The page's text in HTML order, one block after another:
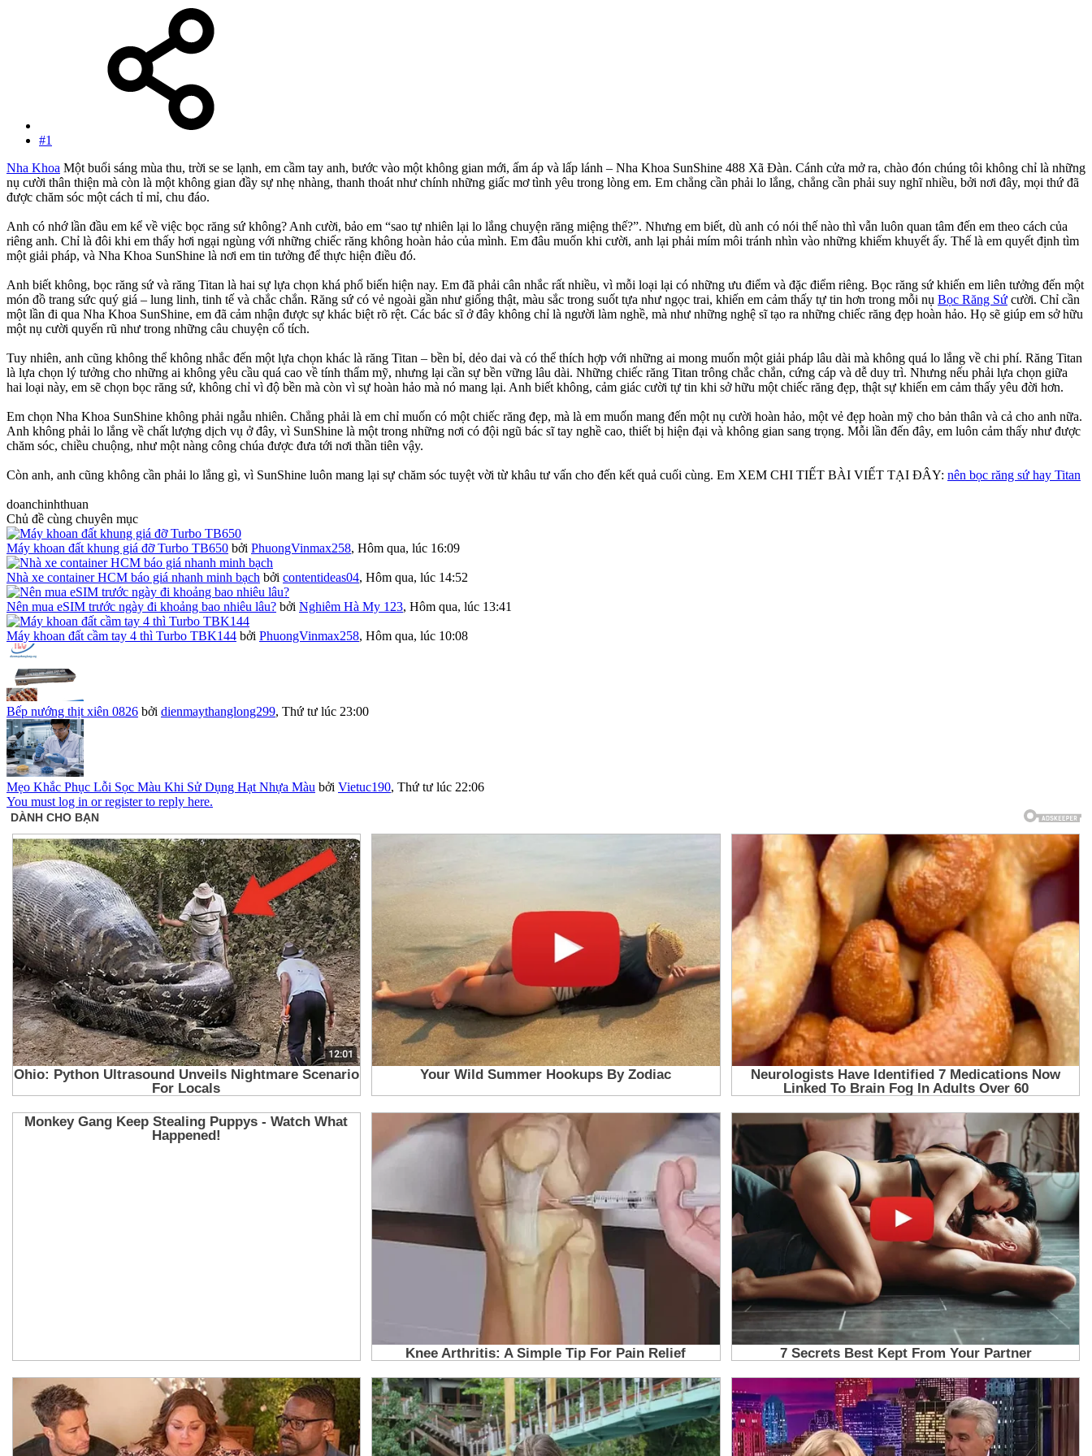
#1
Nha Khoa Một buổi sáng mùa thu, trời se se lạnh, em cầm tay anh, bước vào một không gian mới, ấm áp và lấp lánh – Nha Khoa SunShine 488 Xã Đàn. Cánh cửa mở ra, chào đón chúng tôi không chỉ là những
nụ cười thân thiện mà còn là một không gian đầy sự nhẹ nhàng, thanh thoát như chính những giấc mơ tình yêu trong lòng em. Em chẳng cần phải lo lắng, chẳng cần phải suy nghĩ nhiều, bởi nơi đây, mọi thứ đã
được chăm sóc một cách tỉ mỉ, chu đáo.
Anh có nhớ lần đầu em kể về việc bọc răng sứ không? Anh cười, bảo em “sao tự nhiên lại lo lắng chuyện răng miệng thế?”. Nhưng em biết, dù anh có nói thế nào thì vẫn luôn quan tâm đến em theo cách của
riêng anh. Chỉ là đôi khi em thấy hơi ngại ngùng với những chiếc răng không hoàn hảo của mình. Em đâu muốn khi cười, anh lại phải mím môi tránh nhìn vào những khiếm khuyết ấy. Thế là em quyết định tìm
một giải pháp, và Nha Khoa SunShine là nơi em tin tưởng để thực hiện điều đó.
Anh biết không, bọc răng sứ và răng Titan là hai sự lựa chọn khá phổ biến hiện nay. Em đã phải cân nhắc rất nhiều, vì mỗi loại lại có những ưu điểm và đặc điểm riêng. Bọc răng sứ khiến em liên tưởng đến một
món đồ trang sức quý giá – lung linh, tinh tế và chắc chắn. Răng sứ có vẻ ngoài gần như giống thật, màu sắc trong suốt tựa như ngọc trai, khiến em cảm thấy tự tin hơn trong mỗi nụ Bọc Răng Sứ cười. Chỉ cần
một lần đi qua Nha Khoa SunShine, em đã cảm nhận được sự khác biệt rõ rệt. Các bác sĩ ở đây không chỉ là người làm nghề, mà như những nghệ sĩ tạo ra những chiếc răng đẹp hoàn hảo. Họ sẽ giúp em sở hữu
một nụ cười quyến rũ như trong những câu chuyện cổ tích.
Tuy nhiên, anh cũng không thể không nhắc đến một lựa chọn khác là răng Titan – bền bỉ, dẻo dai và có thể thích hợp với những ai mong muốn một giải pháp lâu dài mà không quá lo lắng về chi phí. Răng Titan
là lựa chọn lý tưởng cho những ai không yêu cầu quá cao về tính thẩm mỹ, nhưng lại cần sự bền vững lâu dài. Những chiếc răng Titan trông chắc chắn, cứng cáp và dễ duy trì. Nhưng nếu phải lựa chọn giữa
hai loại này, em sẽ chọn bọc răng sứ, không chỉ vì độ bền mà còn vì sự hoàn hảo mà nó mang lại. Anh biết không, cảm giác cười tự tin khi sở hữu một chiếc răng đẹp, thật sự khiến em cảm thấy yêu đời hơn.
Em chọn Nha Khoa SunShine không phải ngẫu nhiên. Chẳng phải là em chỉ muốn có một chiếc răng đẹp, mà là em muốn mang đến một nụ cười hoàn hảo, một vẻ đẹp hoàn mỹ cho bản thân và cả cho anh nữa.
Anh không phải lo lắng về chất lượng dịch vụ ở đây, vì SunShine là một trong những nơi có đội ngũ bác sĩ tay nghề cao, thiết bị hiện đại và không gian sang trọng. Mỗi lần đến đây, em luôn cảm thấy như được
chăm sóc, chiều chuộng, như một nàng công chúa được đưa tới nơi thần tiên vậy.
Còn anh, anh cũng không cần phải lo lắng gì, vì SunShine luôn mang lại sự chăm sóc tuyệt vời từ khâu tư vấn cho đến kết quả cuối cùng. Em XEM CHI TIẾT BÀI VIẾT TẠI ĐÂY: nên bọc răng sứ hay Titan
doanchinhthuan
Chủ đề cùng chuyên mục
Máy khoan đất khung giá đỡ Turbo TB650 bởi PhuongVinmax258, Hôm qua, lúc 16:09
Nhà xe container HCM báo giá nhanh minh bạch bởi contentideas04, Hôm qua, lúc 14:52
Nên mua eSIM trước ngày đi khoảng bao nhiêu lâu? bởi Nghiêm Hà My 123, Hôm qua, lúc 13:41
Máy khoan đất cầm tay 4 thì Turbo TBK144 bởi PhuongVinmax258, Hôm qua, lúc 10:08
Bếp nướng thịt xiên 0826 bởi dienmaythanglong299, Thứ tư lúc 23:00
Mẹo Khắc Phục Lỗi Sọc Màu Khi Sử Dụng Hạt Nhựa Màu bởi Vietuc190, Thứ tư lúc 22:06
You must log in or register to reply here.